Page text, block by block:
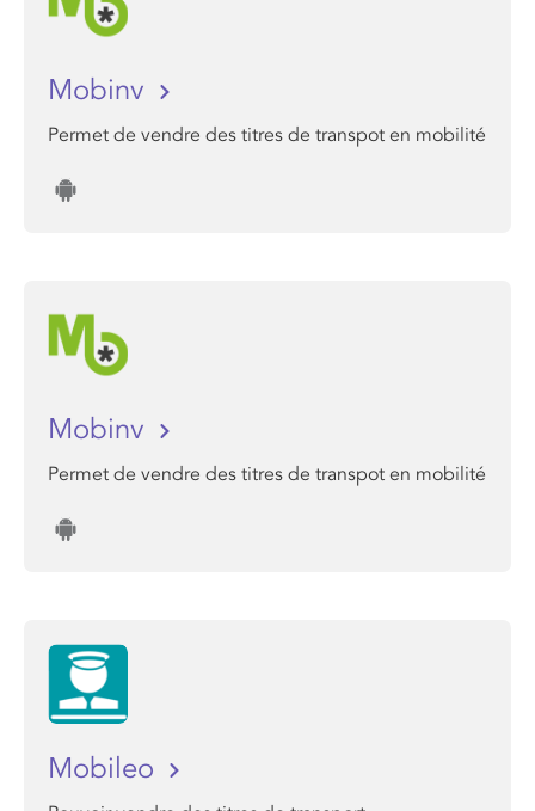
Mobinv
Permet de vendre des titres de transpot en mobilité
Mobinv
Permet de vendre des titres de transpot en mobilité
Mobileo